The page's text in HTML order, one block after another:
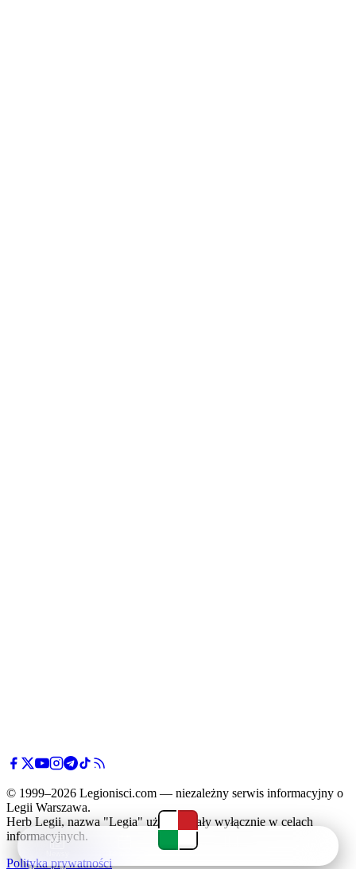
© 1999–2026 Legionisci.com — niezależny serwis informacyjny o
Legii Warszawa.
Herb Legii, nazwa "Legia" użyte zostały wyłącznie w celach
informacyjnych.
Polityka prywatności